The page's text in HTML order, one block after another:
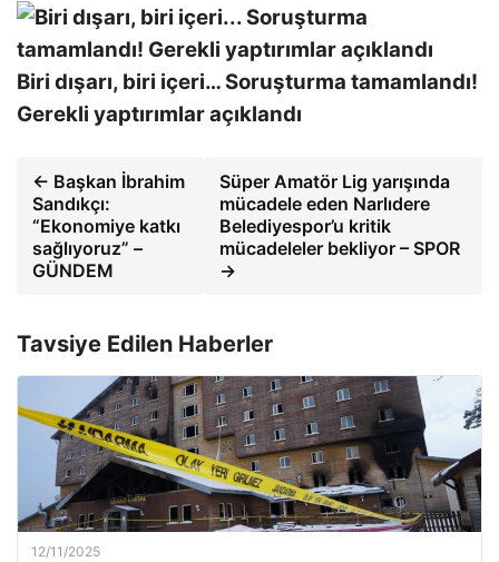
Biri dışarı, biri içeri… Soruşturma tamamlandı!
Gerekli yaptırımlar açıklandı
← Başkan İbrahim
Sandıkçı:
“Ekonomiye katkı
sağlıyoruz” –
GÜNDEM
Süper Amatör Lig yarışında
mücadele eden Narlıdere
Belediyespor’u kritik
mücadeleler bekliyor – SPOR
→
Tavsiye Edilen Haberler
12/11/2025